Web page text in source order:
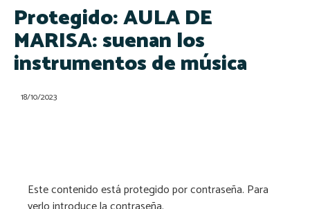
Protegido: AULA DE
MARISA: suenan los
instrumentos de música
18/10/2023
Este contenido está protegido por contraseña. Para